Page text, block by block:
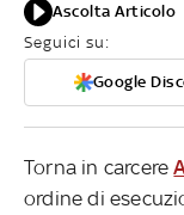
Ascolta Articolo
Seguici su:
Google
Torna in carcere
ordine di